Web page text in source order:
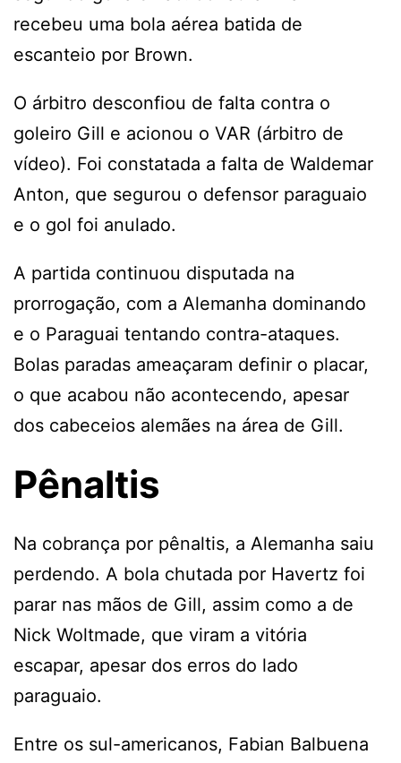
recebeu uma bola aérea batida de
escanteio por Brown.
O árbitro desconfiou de falta contra o
goleiro Gill e acionou o VAR (árbitro de
vídeo). Foi constatada a falta de Waldemar
Anton, que segurou o defensor paraguaio
e o gol foi anulado.
A partida continuou disputada na
prorrogação, com a Alemanha dominando
e o Paraguai tentando contra-ataques.
Bolas paradas ameaçaram definir o placar,
o que acabou não acontecendo, apesar
dos cabeceios alemães na área de Gill.
Pênaltis
Na cobrança por pênaltis, a Alemanha saiu
perdendo. A bola chutada por Havertz foi
parar nas mãos de Gill, assim como a de
Nick Woltmade, que viram a vitória
escapar, apesar dos erros do lado
paraguaio.
Entre os sul-americanos, Fabian Balbuena